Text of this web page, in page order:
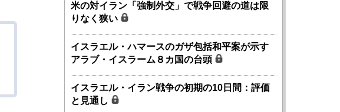
米の対イラン「強制外交」で戦争回避の道は限
りなく狭い
イスラエル・ハマースのガザ包括和平案が示す
アラブ・イスラーム８カ国の台頭
イスラエル・イラン戦争の初期の10日間：評価
と見通し